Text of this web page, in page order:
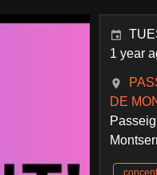
1 year
DE